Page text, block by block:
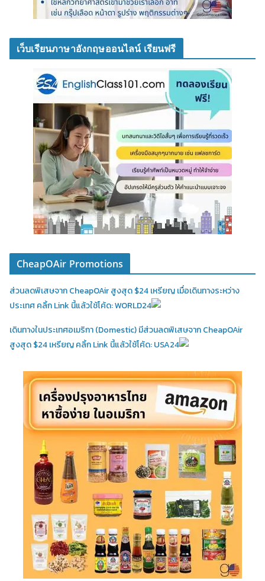
เว็บเรียนภาษาอังกฤษออนไลน์ เรียนฟรี
CheapOAir Promotions
ส่วนลดพิเสษจาก CheapOAir สูงสุด $24 เหรียญ เมื่อเดินทางระหว่าง
ประเทศ คลิ้ก Link นี้แล้วใช้โค้ด: WORLD24
เดินทางในประเทศอเมริกา (Domestic)มีส่วนลดพิเสษจาก CheapOAir
สูงสุด $24 เหรียญ คลิ้ก Link นี้แล้วใช้โค้ด: USA24